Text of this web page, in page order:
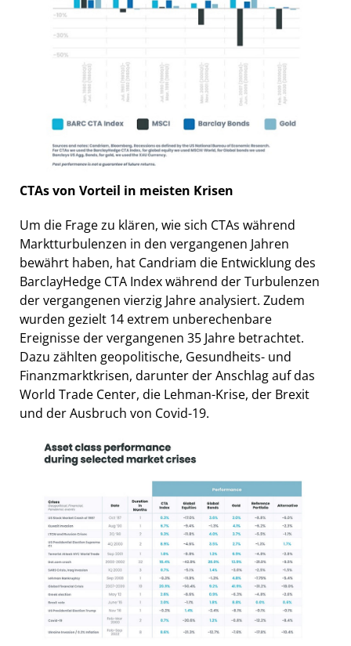
CTAs von Vorteil in meisten Krisen
Um die Frage zu klären, wie sich CTAs während
Marktturbulenzen in den vergangenen Jahren
bewährt haben, hat Candriam die Entwicklung des
BarclayHedge CTA Index während der Turbulenzen
der vergangenen vierzig Jahre analysiert. Zudem
wurden gezielt 14 extrem unberechenbare
Ereignisse der vergangenen 35 Jahre betrachtet.
Dazu zählten geopolitische, Gesundheits- und
Finanzmarktkrisen, darunter der Anschlag auf das
World Trade Center, die Lehman-Krise, der Brexit
und der Ausbruch von Covid-19.